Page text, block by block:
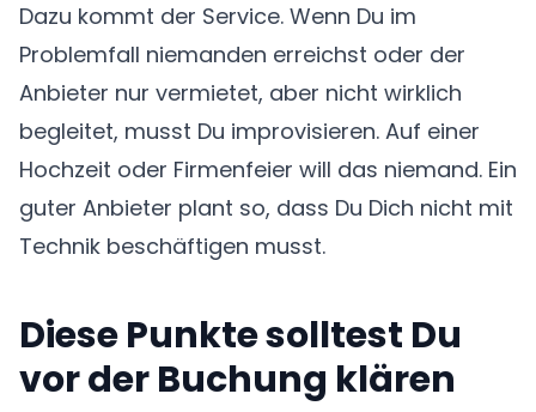
Dazu kommt der Service. Wenn Du im
Problemfall niemanden erreichst oder der
Anbieter nur vermietet, aber nicht wirklich
begleitet, musst Du improvisieren. Auf einer
Hochzeit oder Firmenfeier will das niemand. Ein
guter Anbieter plant so, dass Du Dich nicht mit
Technik beschäftigen musst.
Diese Punkte solltest Du
vor der Buchung klären